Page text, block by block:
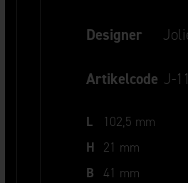
Designer
Artikelcode J-
L
102,5 mm
H 21 mm
B 41 mm